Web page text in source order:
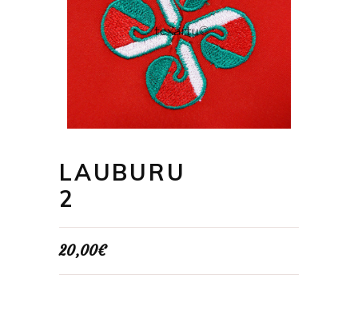
LAUBURU
2
20,00€